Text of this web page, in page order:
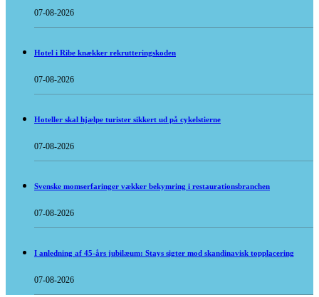
07-08-2026
Hotel i Ribe knækker rekrutteringskoden
07-08-2026
Hoteller skal hjælpe turister sikkert ud på cykelstierne
07-08-2026
Svenske momserfaringer vækker bekymring i restaurationsbranchen
07-08-2026
I anledning af 45-års jubilæum: Stays sigter mod skandinavisk topplacering
07-08-2026